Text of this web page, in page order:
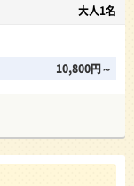
大人1名
10,800円～